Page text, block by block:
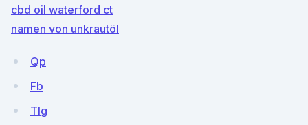
cbd oil waterford ct
namen von unkrautöl
Qp
Fb
TIg